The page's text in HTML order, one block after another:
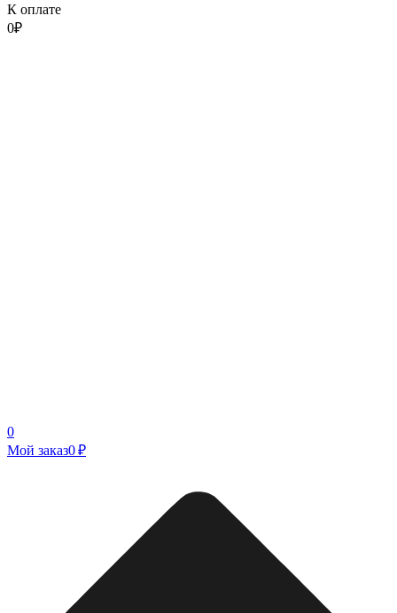
К оплате
0₽
0
Мой заказ0 ₽